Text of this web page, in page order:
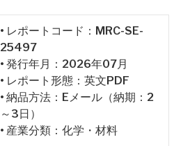
• レポートコード：MRC-SE-
25497
• 発行年月：2026年07月
• レポート形態：英文PDF
• 納品方法：Eメール（納期：2
～3日）
• 産業分類：化学・材料